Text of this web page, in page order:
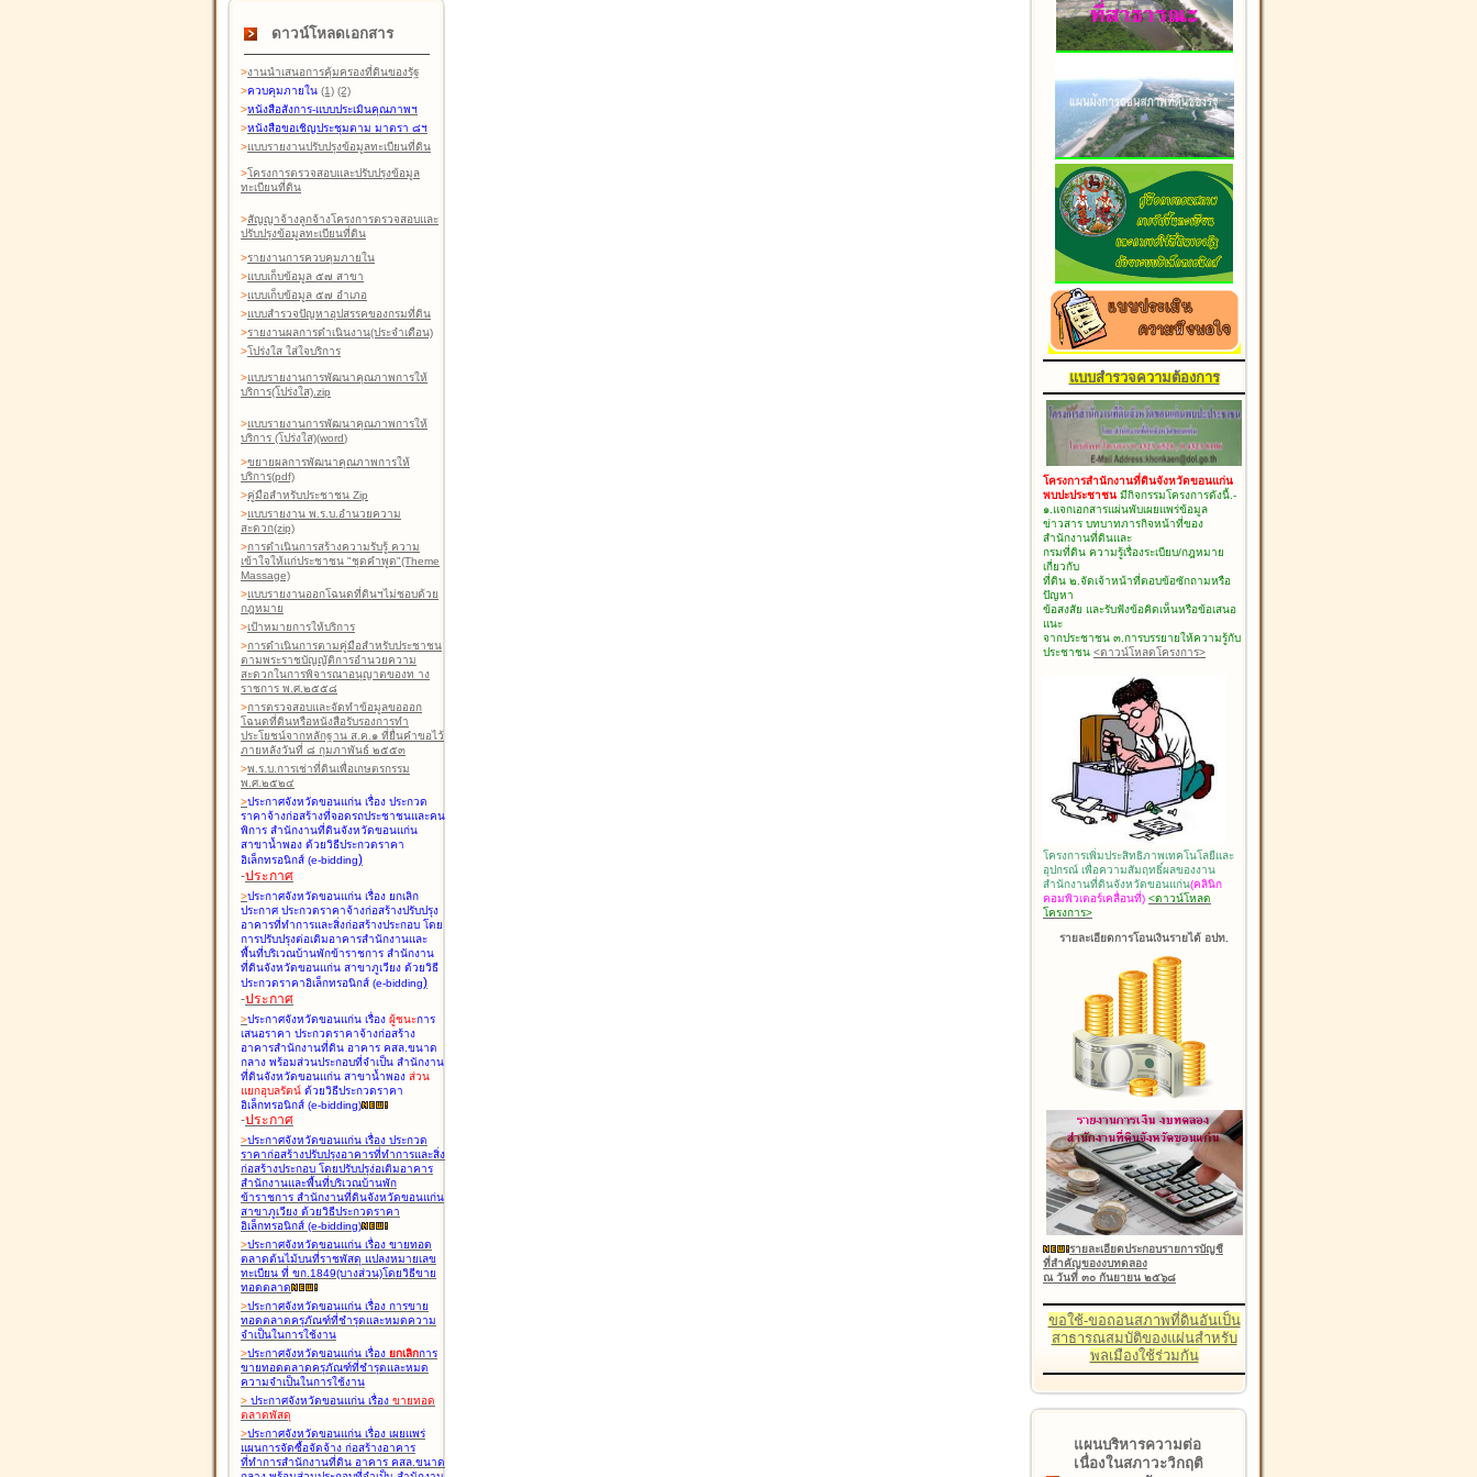
ดาวน์โหลดเอกสาร
>งานนำเสนอการคุ้มครองที่ดินของรัฐ
>ควบคุมภายใน (1) (2)
>หนังสือสังการ-แบบประเมินคุณภาพฯ
>หนังสือขอเชิญประชุมตาม มาตรา ๘ฯ
>แบบรายงานปรับปรุงข้อมูลทะเบียนที่ดิน
>โครงการตรวจสอบและปรับปรุงข้อมูล
ทะเบียนที่ดิน
>สัญญาจ้างลูกจ้างโครงการตรวจสอบและ
ปรับปรุงข้อมูลทะเบียนที่ดิน
>รายงานการควบคุมภายใน
>แบบเก็บข้อมูล ๕๗ สาขา
>แบบเก็บข้อมูล ๕๗ อำเภอ
>แบบสำรวจปัญหาอุปสรรคของกรมที่ดิน
>รายงานผลการดำเนินงาน(ประจำเดือน)
>โปร่งใส ใส่ใจบริการ
>แบบรายงานการพัฒนาคุณภาพการให้
บริการ(โปร่งใส).zip
>แบบรายงานการพัฒนาคุณภาพการให้
บริการ (โปร่งใส)(word)
>ขยายผลการพัฒนาคุณภาพการให้
บริการ(pdf)
>คู่มือสำหรับประชาชน Zip
>แบบรายงาน พ.ร.บ.อำนวยความ
สะดวก(zip)
>การดำเนินการสร้างความรับรู้ ความ
เข้าใจให้แก่ประชาชน "ชุดคำพูด"(Theme
Massage)
>แบบรายงานออกโฉนดที่ดินฯไม่ชอบด้วย
กฎหมาย
>เป้าหมายการให้บริการ
>การดำเนินการตามคู่มือสำหรับประชาชน
ตามพระราชบัญญัติการอำนวยความ
สะดวกในการพิจารณาอนุญาตของท าง
ราชการ พ.ศ.๒๕๕๘
>การตรวจสอบและจัดทำข้อมูลขอออก
โฉนดที่ดินหรือหนังสือรับรองการทำ
ประโยชน์จากหลักฐาน ส.ค.๑ ที่ยื่นคำขอไว้
ภายหลังวันที่ ๘ กุมภาพันธ์ ๒๕๕๓
>พ.ร.บ.การเช่าที่ดินเพื่อเกษตรกรรม
พ.ศ.๒๕๒๔
>ประกาศจังหวัดขอนแก่น เรื่อง ประกวด
ราคาจ้างก่อสร้างที่จอดรถประชาชนและคน
พิการ สำนักงานที่ดินจังหวัดขอนแก่น
สาขาน้ำพอง ด้วยวิธีประกวดราคา
อิเล็กทรอนิกส์ (e-bidding)
-ประกาศ
>ประกาศจังหวัดขอนแก่น เรื่อง ยกเลิก
ประกาศ ประกวดราคาจ้างก่อสร้างปรับปรุง
อาคารที่ทำการและสิ่งก่อสร้างประกอบ โดย
การปรับปรุงต่อเติมอาคารสำนักงานและ
พื้นที่บริเวณบ้านพักข้าราชการ สำนักงาน
ที่ดินจังหวัดขอนแก่น สาขาภูเวียง ด้วยวิธี
ประกวดราคาอิเล็กทรอนิกส์ (e-bidding)
-ประกาศ
>ประกาศจังหวัดขอนแก่น เรื่อง ผู้ชนะการ
เสนอราคา ประกวดราคาจ้างก่อสร้าง
อาคารสำนักงานที่ดิน อาคาร คสล.ขนาด
กลาง พร้อมส่วนประกอบที่จำเป็น สำนักงาน
ที่ดินจังหวัดขอนแก่น สาขาน้ำพอง ส่วน
แยกอุบลรัตน์ ด้วยวิธีประกวดราคา
อิเล็กทรอนิกส์ (e-bidding)
-ประกาศ
>ประกาศจังหวัดขอนแก่น เรื่อง ประกวด
ราคาก่อสร้างปรับปรุงอาคารที่ทำการและสิ่ง
ก่อสร้างประกอบ โดยปรับปรุง่อเติมอาคาร
สำนักงานและพื้นที่บริเวณบ้านพัก
ข้าราชการ สำนักงานที่ดินจังหวัดขอนแก่น
สาขาภูเวียง ด้วยวิธีประกวดราคา
อิเล็กทรอนิกส์ (e-bidding)
>ประกาศจังหวัดขอนแก่น เรื่อง ขายทอด
ตลาดต้นไม้บนที่ราชพัสดุ แปลงหมายเลข
ทะเบียน ที่ ขก.1849(บางส่วน)โดยวิธีขาย
ทอดตลาด
>ประกาศจังหวัดขอนแก่น เรื่อง การขาย
ทอดตลาดครุภัณฑ์ที่ชำรุดและหมดความ
จำเป็นในการใช้งาน
>ประกาศจังหวัดขอนแก่น เรื่อง ยกเลิกการ
ขายทอดตลาดครุภัณฑ์ที่ชำรุดและหมด
ความจำเป็นในการใช้งาน
> ประกาศจังหวัดขอนแก่น เรื่อง ขายทอด
ตลาดพัสดุ
>ประกาศจังหวัดขอนแก่น เรื่อง เผยแพร่
แผนการจัดซื้อจัดจ้าง ก่อสร้างอาคาร
ที่ทำการสำนักงานที่ดิน อาคาร คสล.ขนาด
แบบสำรวจความต้องการ
โครงการสำนักงานที่ดินจังหวัดขอนแก่น
พบปะประชาชน มีกิจกรรมโครงการดังนี้.-
๑.แจกเอกสารแผ่นพับเผยแพร่ข้อมูล
ข่าวสาร บทบาทภารกิจหน้าที่ของ
สำนักงานที่ดินและ
กรมที่ดิน ความรู้เรื่องระเบียบ/กฎหมาย
เกี่ยวกับ
ที่ดิน ๒.จัดเจ้าหน้าที่ตอบข้อซักถามหรือ
ปัญหา
ข้อสงสัย และรับฟังข้อคิดเห็นหรือข้อเสนอ
แนะ
จากประชาชน ๓.การบรรยายให้ความรู้กับ
ประชาชน <ดาวน์โหลดโครงการ>
โครงการเพิ่มประสิทธิภาพเทคโนโลยีและ
อุปกรณ์ เพื่อความสัมฤทธิ์ผลของงาน
สำนักงานที่ดินจังหวัดขอนแก่น(คลินิก
คอมพิวเตอร์เคลื่อนที่) <ดาวน์โหลด
โครงการ>
รายละเอียดการโอนเงินรายได้ อปท.
รายละเอียดประกอบรายการบัญชี
ที่สำคัญของงบทดลอง
ณ วันที่ ๓๐ กันยายน ๒๕๖๘
ขอใช้-ขอถอนสภาพที่ดินอันเป็น
สาธารณสมบัติของแผ่นสำหรับ
พลเมืองใช้ร่วมกัน
แผนบริหารความต่อ
เนื่องในสภาวะวิกฤติ